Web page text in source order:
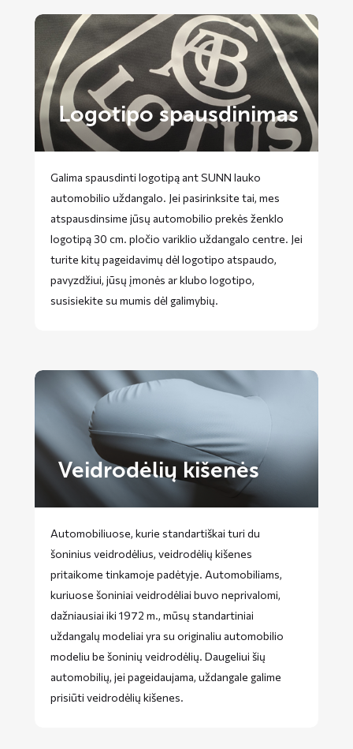
Logotipo spausdinimas
Galima spausdinti logotipą ant SUNN lauko
automobilio uždangalo. Jei pasirinksite tai, mes
atspausdinsime jūsų automobilio prekės ženklo
logotipą 30 cm. pločio variklio uždangalo centre. Jei
turite kitų pageidavimų dėl logotipo atspaudo,
pavyzdžiui, jūsų įmonės ar klubo logotipo,
susisiekite su mumis dėl galimybių.
Veidrodėlių kišenės
Automobiliuose, kurie standartiškai turi du
šoninius veidrodėlius, veidrodėlių kišenes
pritaikome tinkamoje padėtyje. Automobiliams,
kuriuose šoniniai veidrodėliai buvo neprivalomi,
dažniausiai iki 1972 m., mūsų standartiniai
uždangalų modeliai yra su originaliu automobilio
modeliu be šoninių veidrodėlių. Daugeliui šių
automobilių, jei pageidaujama, uždangale galime
prisiūti veidrodėlių kišenes.